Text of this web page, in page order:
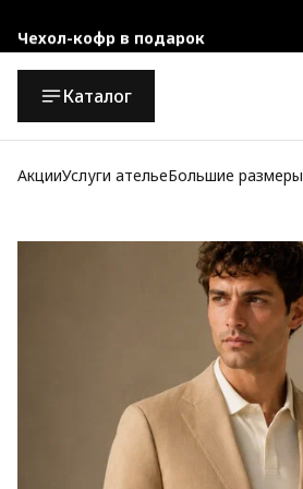
Чехол-кофр в подарок
Каталог
АкцииУслуги ательеБольшие размеры